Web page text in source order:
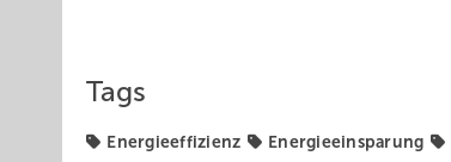
Tags
Energieeffizienz Energieeinsparung